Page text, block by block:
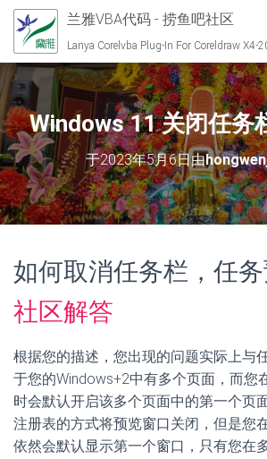
兰雅VBA代码 - 捞鱼吧社区
Lanya Corelvba Plug-In For Coreldraw X4-
Windows 11 关闭任务
于2023年5月6日由
如何取消任务栏，任
社区解答
根据您的描述，您出现的问题实际上与
于您的Windows+2中有多个页面，而您
时会默认开启该多个页面中的第一个页
注册表的方式将预览窗口关闭，但是您
依然会默认显示第一个窗口，只有您在